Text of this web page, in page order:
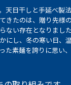
天日干しと手延べ
きたのは、贈り先
ない存在となりまし
にし、冬の寒い日
た素麺を誇りに思